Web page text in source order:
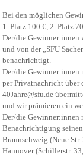
Bei den möglichen
1. Platz 100 €, 2. Platz
Der/die Gewinner:innen
und von der „SFU
benachrichtigt.
Der/die Gewinner:innen
per Privatnachricht über
40Jahre@sfu.de
und wir prämieren ein
Der/die Gewinner:innen
Benachrichtigung
Braunschweig (Neue
Hannover (Schillerstr.